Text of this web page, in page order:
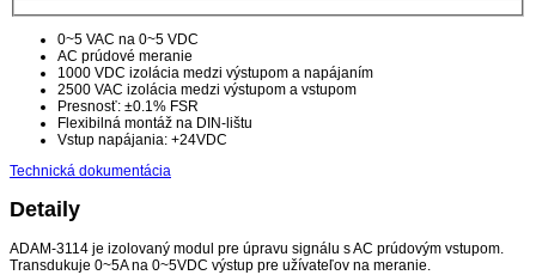
0~5 VAC na 0~5 VDC
AC prúdové meranie
1000 VDC izolácia medzi výstupom a napájaním
2500 VAC izolácia medzi výstupom a vstupom
Presnosť: ±0.1% FSR
Flexibilná montáž na DIN-lištu
Vstup napájania: +24VDC
Technická dokumentácia
Detaily
ADAM-3114 je izolovaný modul pre úpravu signálu s AC prúdovým vstupom.
Transdukuje 0~5A na 0~5VDC výstup pre užívateľov na meranie.